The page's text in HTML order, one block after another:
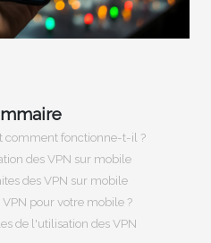
comment fonctionne-t-il ?
des VPN sur mobile
des VPN sur mobile
pour votre mobile ?
de l'utilisation des VPN